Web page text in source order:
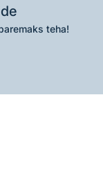
teha!